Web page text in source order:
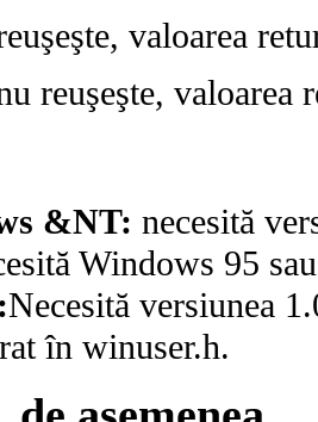
valoarea
reuşeşte, valoarea
&NT: necesită
Windows 95
Necesită versiunea
în winuser.h.